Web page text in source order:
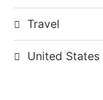
Travel
United States